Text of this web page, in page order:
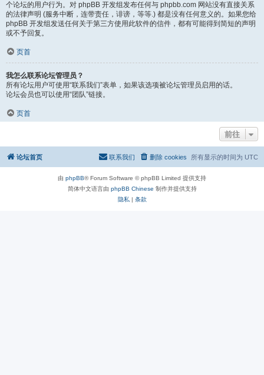
个论坛的用户行为。对 phpBB 开发组发布任何与 phpbb.com 网站没有直接关系
的法律声明 (服务中断，连带责任，诽谤，等等.) 都是没有任何意义的。如果您给
phpBB 开发组发送任何关于第三方使用此软件的信件，都有可能得到简短的声明
或不予回复。
页首
我怎么联系论坛管理员？
所有论坛用户可使用“联系我们”表单，如果该选项被论坛管理员启用的话。
论坛会员也可以使用“团队”链接。
页首
前往
论坛首页 所有显示的时间为 UTC
删除 cookies
联系我们
由 phpBB® Forum Software © phpBB Limited 提供支持
简体中文语言由 phpBB Chinese 制作并提供支持
隐私 | 条款